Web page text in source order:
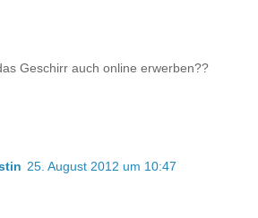
Geschirr auch online erwerben??
25. August 2012 um 10:47